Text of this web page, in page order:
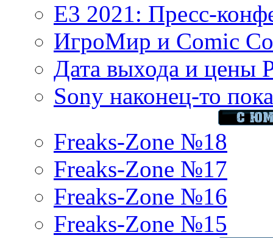
E3 2021: Пресс-
ИгроМир и Comic
Дата выхода и цены
Sony наконец-то
Freaks-Zone №18
Freaks-Zone №17
Freaks-Zone №16
Freaks-Zone №15